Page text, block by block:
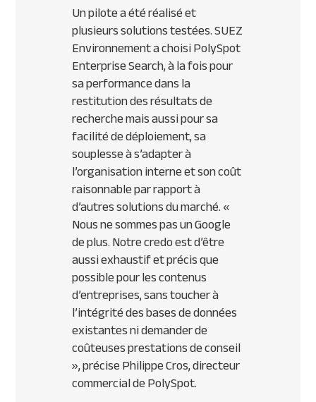
Un pilote a été réalisé et
plusieurs solutions testées. SUEZ
Environnement a choisi PolySpot
Enterprise Search, à la fois pour
sa performance dans la
restitution des résultats de
recherche mais aussi pour sa
facilité de déploiement, sa
souplesse à s’adapter à
l’organisation interne et son coût
raisonnable par rapport à
d’autres solutions du marché.«
Nous ne sommes pas un Google
de plus. Notre credo est d’être
aussi exhaustif et précis que
possible pour les contenus
d’entreprises, sans toucher à
l’intégrité des bases de données
existantes ni demander de
coûteuses prestations de conseil
», précise Philippe Cros, directeur
commercial de PolySpot.